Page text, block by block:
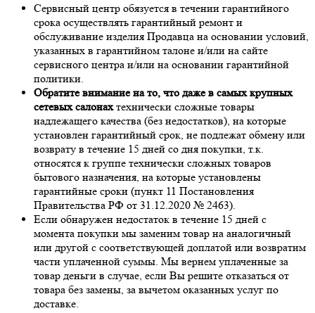
Сервисный центр обязуется в течении гарантийного
срока осуществлять гарантийный ремонт и
обслуживание изделия Продавца на основании условий,
указанных в гарантийном талоне и/или на сайте
сервисного центра и/или на основании гарантийной
политики.
Обратите внимание на то, что даже в самых крупных
сетевых салонахтехнически сложные товары
надлежащего качества (без недостатков), на которые
установлен гарантийный срок, не подлежат обмену или
возврату в течение 15 дней со дня покупки, т.к.
относятся к группе технически сложных товаров
бытового назначения, на которые установлены
гарантийные сроки (пункт 11 Постановления
Правительства РФ от 31.12.2020 № 2463).
Если обнаружен недостаток в течение 15 дней с
момента покупки мы заменим товар на аналогичный
или другой с соответствующей доплатой или возвратим
части уплаченной суммы. Мы вернем уплаченные за
товар деньги в случае, если Вы решите отказаться от
товара без замены, за вычетом оказанных услуг по
доставке.